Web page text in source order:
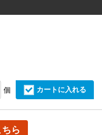
個 カートに入れる